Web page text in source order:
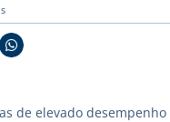
de elevado